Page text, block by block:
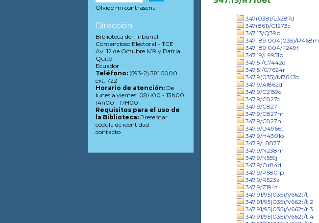
347(038)/L3287d
347(861)/C1273c
347.13/Q39p
347.189:004(035)/P468m
347.189:004/F249f
347.19/L9951p
347.51/C7442d
347.51/G7624r
347.9(035)/M7647d
347.9/Al862d
347.9/C2159c
347.9/C827c
347.9/C827i
347.9/C827m
347.9/C827n
347.9/D4966t
347.9/H4301o
347.9/L8877j
347.9/N238m
347.9/N559j
347.9/Or84d
347.9/P5801p
347.9/R523a
347.9/Z194t
347.91/95(035)/V662t/t.1
347.91/95(035)/V662t/t.2
347.91/95(035)/V662t/t.3
347.91/95(035)/V662t/t.4
Olvidé mi contraseña
Dirección
Biblioteca del Tribunal
Contencioso Electoral - TCE
Av. 12 de Octubre N19 y Patria
Quito
Ecuador
Teléfono:(593-2) 381 5000
ext. 722
Horario de atención:De
lunes a viernes: 08H00 - 13h00,
14h00 - 17H00
Requisitos para el uso de
la Biblioteca:Presentar
cédula de identidad
contacto